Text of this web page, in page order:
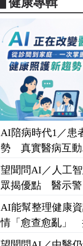
AI陪病時代1／患
勢 真實醫病互動
望聞問AI／人工
眾揭優點 醫示警
AI能幫整理健康
情「愈查愈亂」